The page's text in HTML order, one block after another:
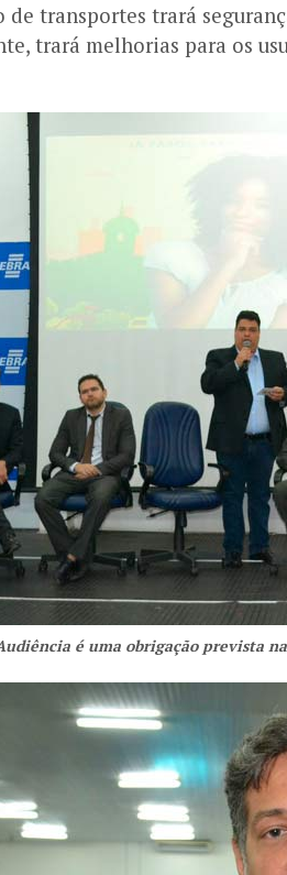
de transportes trará
trará melhorias para os
é uma obrigação prevista